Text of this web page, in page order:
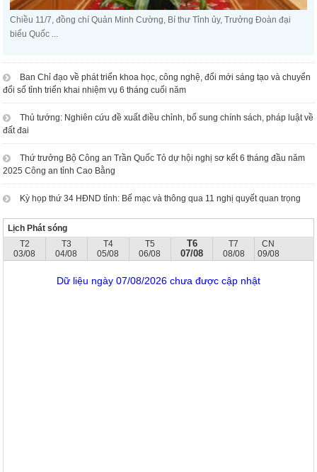
Chiều 11/7, đồng chí Quản Minh Cường, Bí thư Tỉnh ủy, Trưởng Đoàn đại
biểu Quốc ...
Ban Chỉ đạo về phát triển khoa học, công nghệ, đổi mới sáng tạo và chuyển
đổi số tỉnh triển khai nhiệm vụ 6 tháng cuối năm
Thủ tướng: Nghiên cứu đề xuất điều chỉnh, bổ sung chính sách, pháp luật về
đất đai
Thứ trưởng Bộ Công an Trần Quốc Tỏ dự hội nghị sơ kết 6 tháng đầu năm
2025 Công an tỉnh Cao Bằng
Kỳ họp thứ 34 HĐND tỉnh: Bế mạc và thông qua 11 nghị quyết quan trọng
Lịch Phát sóng
T2
03/08
T3
04/08
T4
05/08
T5
06/08
T6
07/08
T7
08/08
CN
09/08
Dữ liệu ngày 07/08/2026 chưa được cập nhật